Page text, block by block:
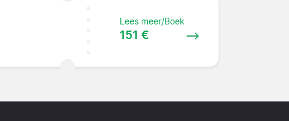
Lees meer/Boek
151 €